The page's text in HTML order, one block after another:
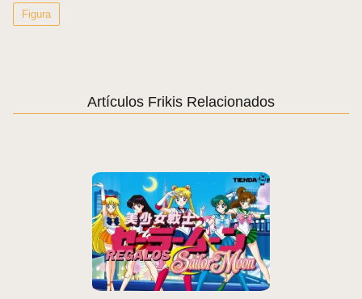
Figura
Artículos Frikis Relacionados